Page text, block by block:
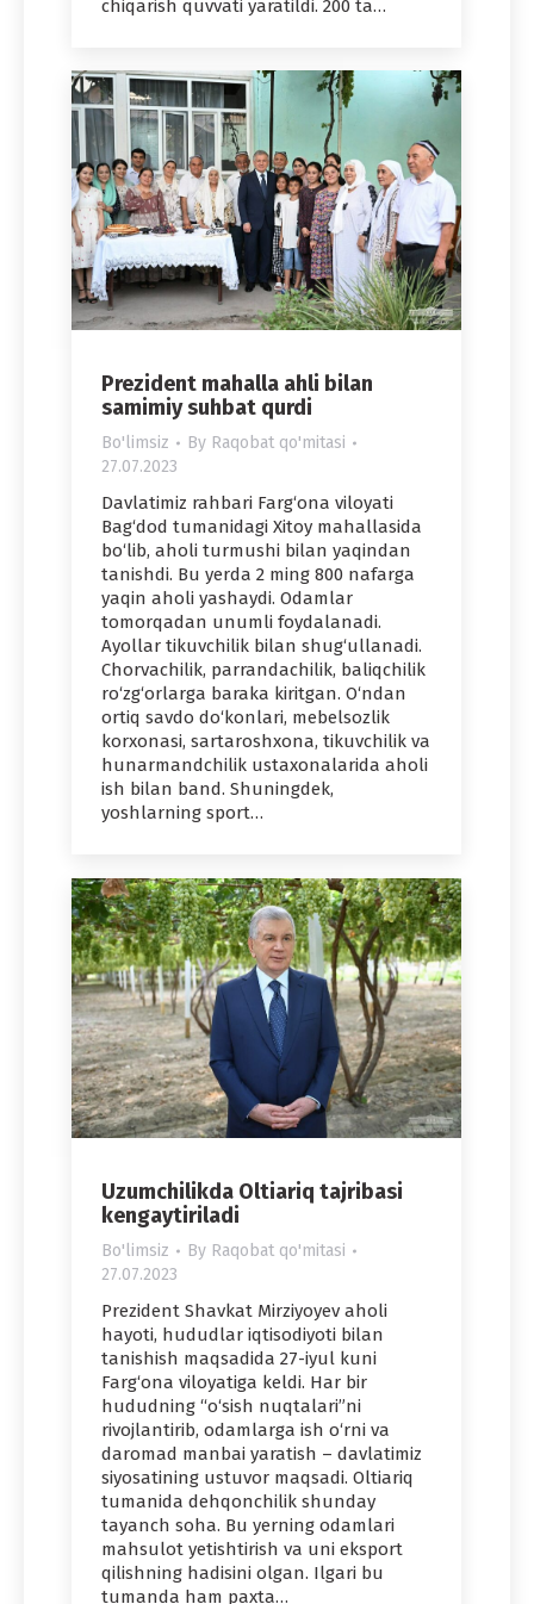
chiqarish quvvati yaratildi. 200 ta…
Prezident mahalla ahli bilan
samimiy suhbat qurdi
Bo'limsiz By Raqobat qo'mitasi
27.07.2023
Davlatimiz rahbari Farg‘ona viloyati
Bag‘dod tumanidagi Xitoy mahallasida
bo‘lib, aholi turmushi bilan yaqindan
tanishdi. Bu yerda 2 ming 800 nafarga
yaqin aholi yashaydi. Odamlar
tomorqadan unumli foydalanadi.
Ayollar tikuvchilik bilan shug‘ullanadi.
Chorvachilik, parrandachilik, baliqchilik
ro‘zg‘orlarga baraka kiritgan. O‘ndan
ortiq savdo do‘konlari, mebelsozlik
korxonasi, sartaroshxona, tikuvchilik va
hunarmandchilik ustaxonalarida aholi
ish bilan band. Shuningdek,
yoshlarning sport…
Uzumchilikda Oltiariq tajribasi
kengaytiriladi
Bo'limsiz By Raqobat qo'mitasi
27.07.2023
Prezident Shavkat Mirziyoyev aholi
hayoti, hududlar iqtisodiyoti bilan
tanishish maqsadida 27-iyul kuni
Farg‘ona viloyatiga keldi. Har bir
hududning “o‘sish nuqtalari”ni
rivojlantirib, odamlarga ish o‘rni va
daromad manbai yaratish – davlatimiz
siyosatining ustuvor maqsadi. Oltiariq
tumanida dehqonchilik shunday
tayanch soha. Bu yerning odamlari
mahsulot yetishtirish va uni eksport
qilishning hadisini olgan. Ilgari bu
tumanda ham paxta…